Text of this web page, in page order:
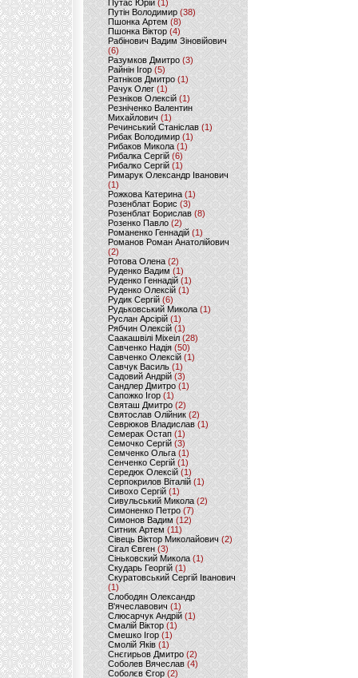
Путас Юрій (1)
Путін Володимир(38)
Пшонка Артем (8)
Пшонка Віктор(4)
Рабінович Вадим Зіновійович
(6)
Разумков Дмитро (3)
Райнін Ігор(5)
Ратніков Дмитро (1)
Рачук Олег (1)
Резніков Олексій(1)
Резніченко Валентин
Михайлович (1)
Речинський Станіслав (1)
Рибак Володимир(1)
Рибаков Микола(1)
Рибалка Сергій (6)
Рибалко Сергій (1)
Римарук Олександр Іванович
(1)
Рожкова Катерина(1)
Розенблат Борис (3)
Розенблат Борислав (8)
Розенко Павло (2)
Романенко Геннадій (1)
Романов Роман Анатолійович
(2)
Ротова Олена(2)
Руденко Вадим (1)
Руденко Геннадій (1)
Руденко Олексій(1)
Рудик Сергій(6)
Рудьковський Микола (1)
Руслан Арсірій(1)
Рябчин Олексій (1)
Саакашвілі Міхеіл(28)
Савченко Надія (50)
Савченко Олексій(1)
Савчук Василь (1)
Садовий Андрій (3)
Сандлер Дмитро(1)
Сапожко Ігор(1)
Святаш Дмитро (2)
Святослав Олійник (2)
Севрюков Владислав (1)
Семерак Остап (1)
Семочко Сергій (3)
Семченко Ольга (1)
Сенченко Сергій(1)
Середюк Олексій(1)
Серпокрилов Віталій(1)
Сивохо Сергій(1)
Сивульський Микола(2)
Симоненко Петро(7)
Симонов Вадим (12)
Ситник Артем(11)
Сівець Віктор Миколайович(2)
Сігал Євген (3)
Сіньковский Микола(1)
Скударь Георгій (1)
Скуратовський Сергій Іванович
(1)
Слободян Олександр
В'ячеславович(1)
Слюсарчук Андрій(1)
Смалій Віктор (1)
Смешко Ігор (1)
Смолій Яків (1)
Снєгирьов Дмитро (2)
Соболев Вячеслав (4)
Соболєв Єгор(2)